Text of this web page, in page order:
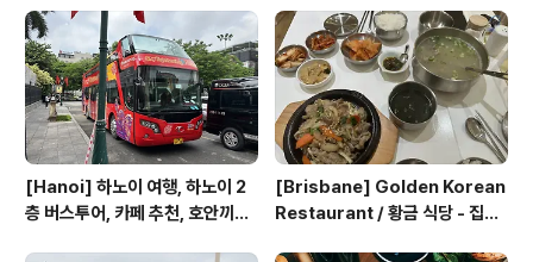
한국과 다르게 호주는 의사가 직접 스케일링을 진행해줘서
그런지 하나도 아프지 않았다. 이 한국인 의사분은 옥슬리
에서도 근무중이여셔서 다음에는 첨사이드로 가지 말고 옥
슬리로 다닐 계획이다. 깨끗한 치아로 달달..
[Hanoi] 하노이 여행, 하노이 2
층 버스투어, 카페 추천, 호안끼엠
[Brisbane] Golden Korean
Restaurant / 황금 식당 - 집밥